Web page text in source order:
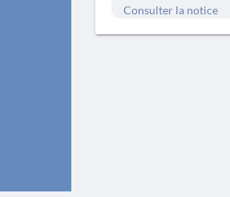
Consulter la notice